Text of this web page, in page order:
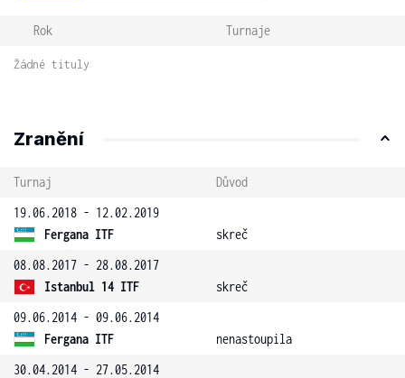
Rok Turnaje
Žádné tituly
Zranění
Turnaj
Důvod
19.06.2018 - 12.02.2019
Fergana ITF
skreč
08.08.2017 - 28.08.2017
Istanbul 14 ITF
skreč
09.06.2014 - 09.06.2014
Fergana ITF
nenastoupila
30.04.2014 - 27.05.2014